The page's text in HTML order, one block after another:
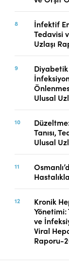
İnfektif
Tedavisi
Uzlaşı
Diyabetik
Ulusal
Tanısı,
Ulusal
Kronik
ve
Viral
Raporu-